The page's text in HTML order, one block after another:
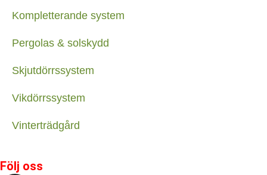
Kompletterande system
Pergolas & solskydd
Skjutdörrssystem
Vikdörrssystem
Vinterträdgård
Följ oss